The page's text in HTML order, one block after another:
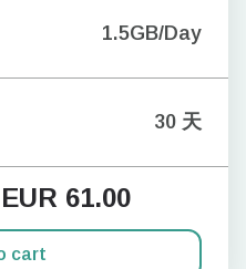
1.5GB/Day
30 天
EUR 61.00
cart